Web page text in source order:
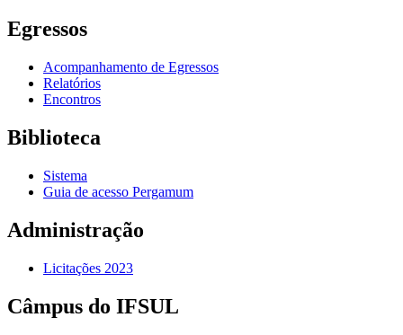
Egressos
Acompanhamento de Egressos
Relatórios
Encontros
Biblioteca
Sistema
Guia de acesso Pergamum
Administração
Licitações 2023
Câmpus do IFSUL